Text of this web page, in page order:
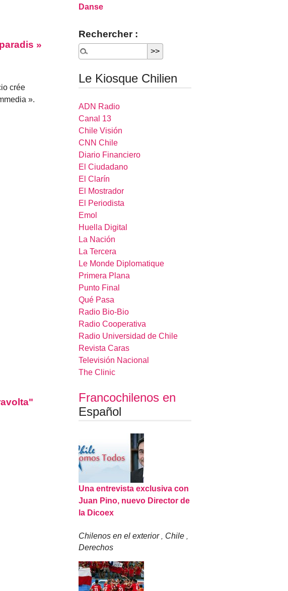
»
crée
».
Danse
Rechercher :
Le Kiosque Chilien
ADN Radio
Canal 13
Chile Visión
CNN Chile
Diario Financiero
El Ciudadano
El Clarín
El Mostrador
El Periodista
Emol
Huella Digital
La Nación
La Tercera
Le Monde Diplomatique
Primera Plana
Punto Final
Qué Pasa
Radio Bio-Bio
Radio Cooperativa
Radio Universidad de Chile
Revista Caras
Televisión Nacional
The Clinic
Francochilenos en
Español
Una entrevista exclusiva con
Juan Pino, nuevo Director de
la Dicoex
Chilenos en el exterior Chile
Derechos